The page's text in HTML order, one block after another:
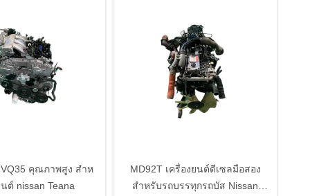
VQ35 คุณภาพสูง สําห
ต์ nissan Teana
MD92T เครื่องยนต์ดีเซลมือสอง
สําหรับรถบรรทุกรถบัส Nissan